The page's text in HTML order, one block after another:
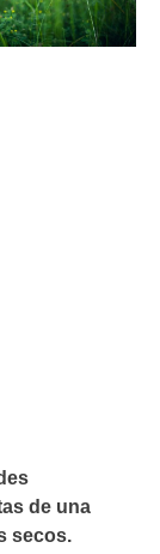
de una
secos.